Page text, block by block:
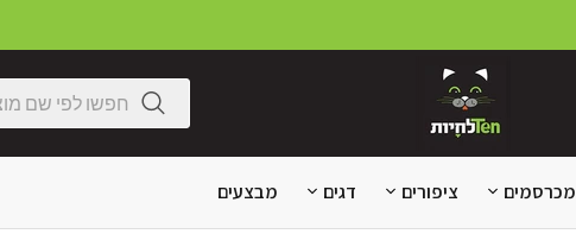
חיפוש
מכרסמים ציפורים דגים מבצעים